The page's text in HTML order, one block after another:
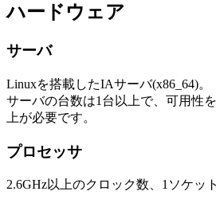
ハードウェア
サーバ
Linuxを搭載したIAサーバ(x86_64)。
サーバの台数は1台以上で、可用性
上が必要です。
プロセッサ
2.6GHz以上のクロック数、1ソケッ